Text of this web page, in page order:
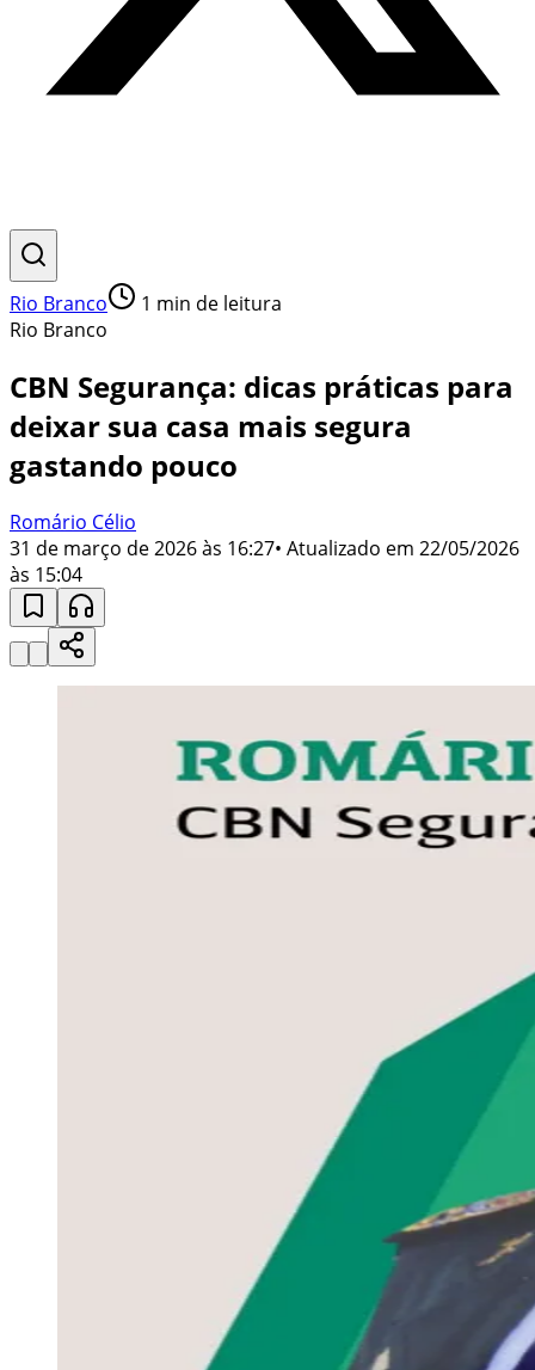
Rio Branco 1 min de leitura
Rio Branco
CBN Segurança: dicas práticas para
deixar sua casa mais segura
gastando pouco
Romário Célio
31 de março de 2026 às 16:27• Atualizado em 22/05/2026
às 15:04